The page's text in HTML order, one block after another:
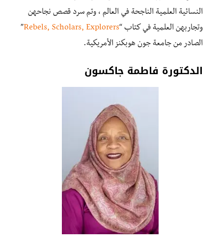
النسائية العلمية الناجحة في العالم ، وتم سرد قصص نجاحهن
وتجاربهن العلمية في كتاب “Rebels, Scholars, Explorers
”
الصادر من جامعة جون هوبكنز الأمريكية.
الدكتورة فاطمة جاكسون